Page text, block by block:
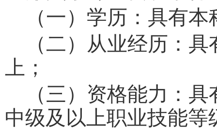
（一）学历：具有
（二）从业经历：
上；
（三）资格能力：
中级及以上职业技能